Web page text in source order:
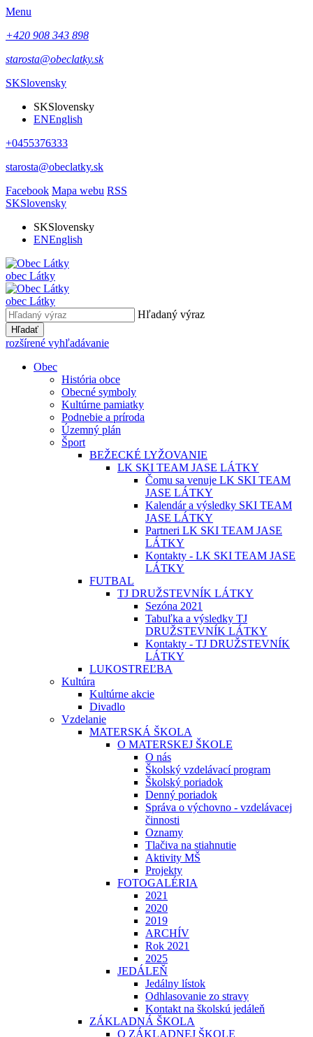
Menu
+420 908 343 898
starosta@obeclatky.sk
SKSlovensky
SKSlovensky
ENEnglish
+0455376333
starosta@obeclatky.sk
Facebook Mapa webu RSS
SKSlovensky
SKSlovensky
ENEnglish
obec Látky
obec Látky
Hľadaný výraz
Hľadať
rozšírené vyhľadávanie
Obec
História obce
Obecné symboly
Kultúrne pamiatky
Podnebie a príroda
Územný plán
Šport
BEŽECKÉ LYŽOVANIE
LK SKI TEAM JASE LÁTKY
Čomu sa venuje LK SKI TEAM
JASE LÁTKY
Kalendár a výsledky SKI TEAM
JASE LÁTKY
Partneri LK SKI TEAM JASE
LÁTKY
Kontakty - LK SKI TEAM JASE
LÁTKY
FUTBAL
TJ DRUŽSTEVNÍK LÁTKY
Sezóna 2021
Tabuľka a výsledky TJ
DRUŽSTEVNÍK LÁTKY
Kontakty - TJ DRUŽSTEVNÍK
LÁTKY
LUKOSTREĽBA
Kultúra
Kultúrne akcie
Divadlo
Vzdelanie
MATERSKÁ ŠKOLA
O MATERSKEJ ŠKOLE
O nás
Školský vzdelávací program
Školský poriadok
Denný poriadok
Správa o výchovno - vzdelávacej
činnosti
Oznamy
Tlačiva na stiahnutie
Aktivity MŠ
Projekty
FOTOGALÉRIA
2021
2020
2019
ARCHÍV
Rok 2021
2025
JEDÁLEŇ
Jedálny lístok
Odhlasovanie zo stravy
Kontakt na školskú jedáleň
ZÁKLADNÁ ŠKOLA
O ZÁKLADNEJ ŠKOLE